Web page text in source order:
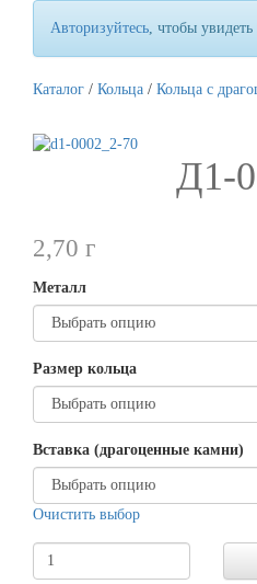
Авторизуйтесь, чтобы увидеть
Каталог / Кольца / Кольца с
Д1-
2,70 г
Металл
Размер кольца
Вставка (драгоценные камни)
Очистить выбор